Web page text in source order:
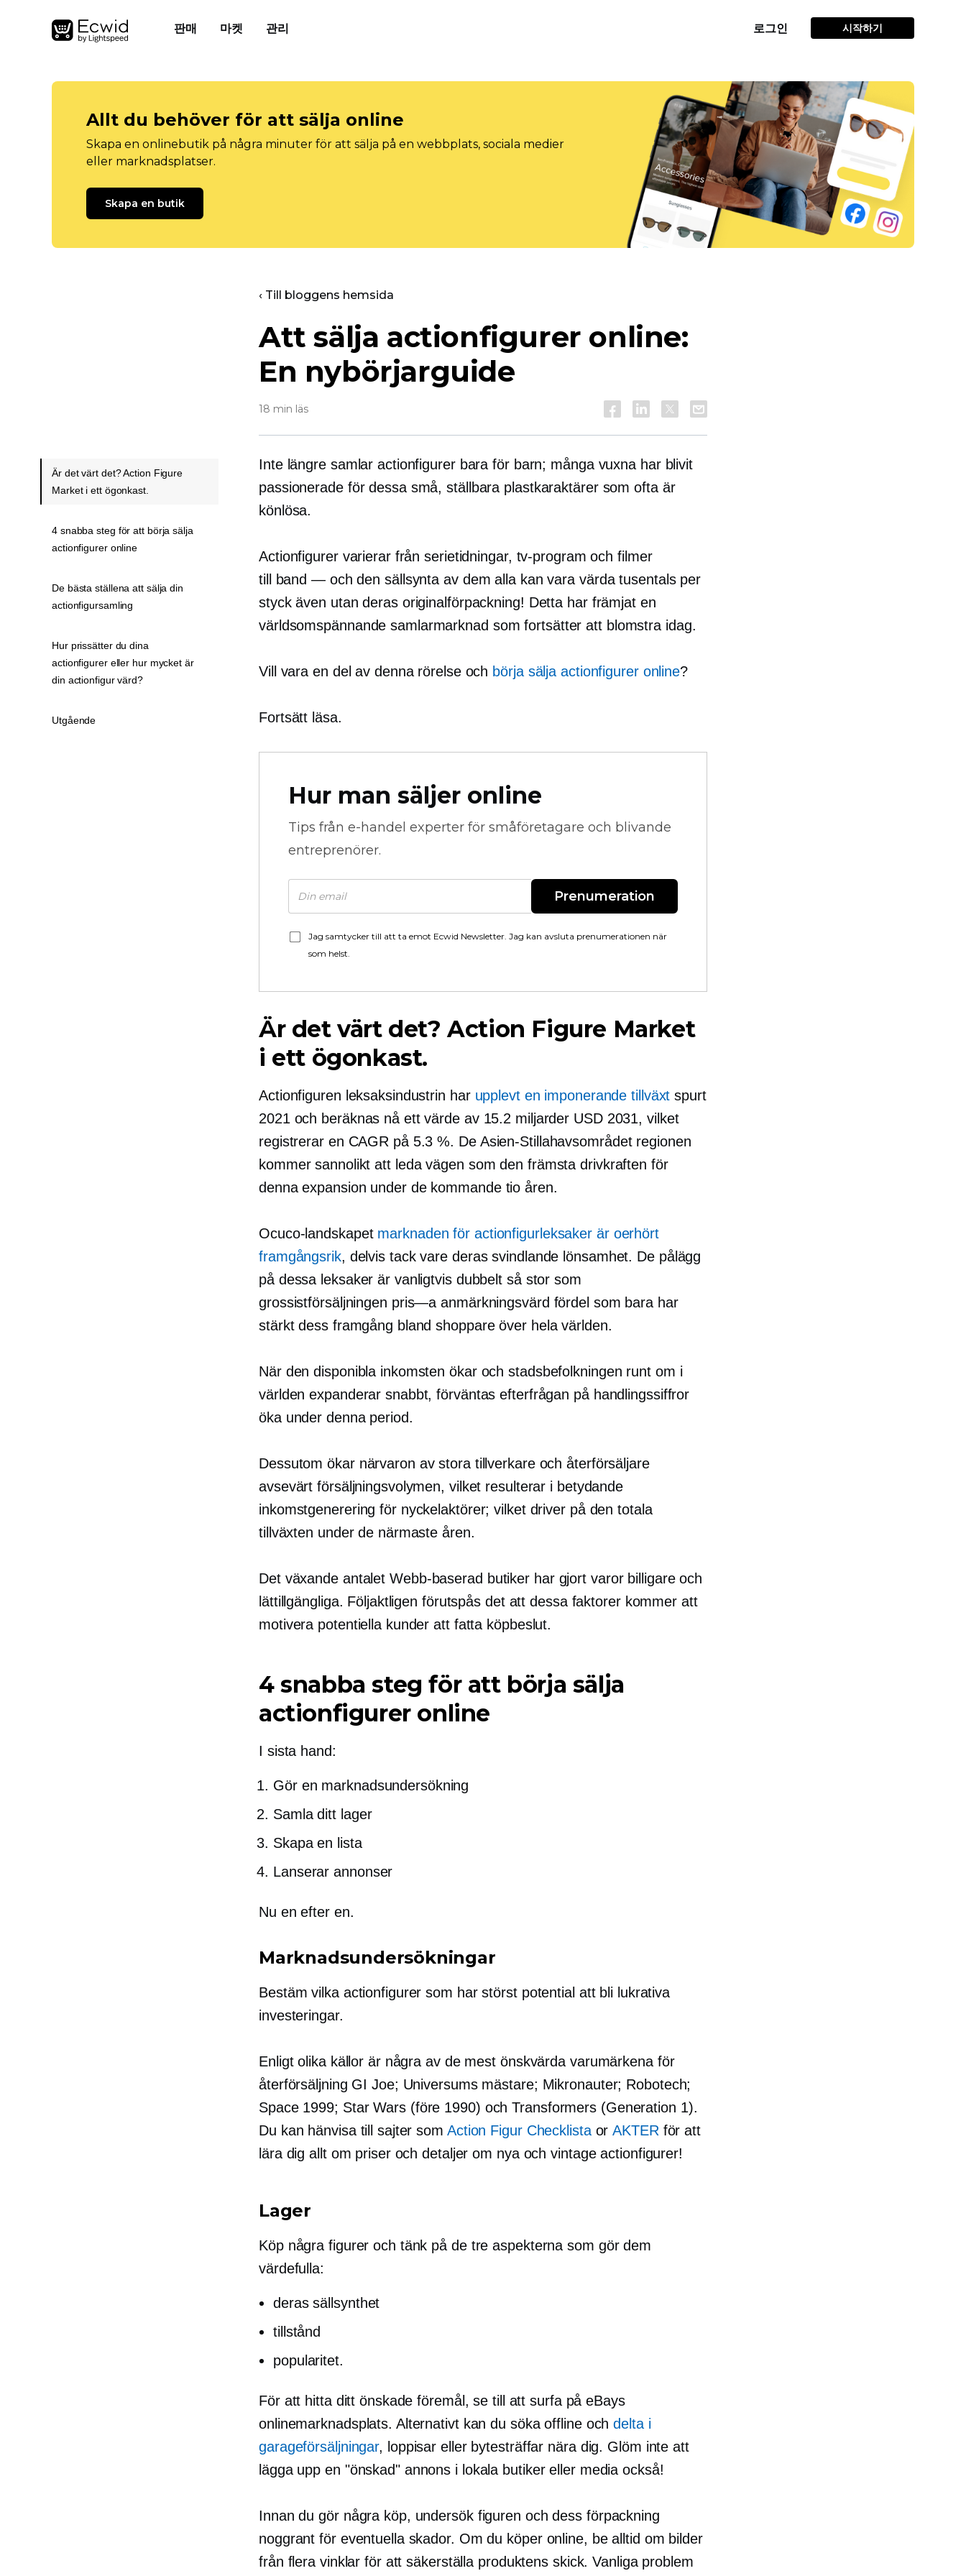
판매 마켓 관리 로그인 시작하기
Allt du behöver för att sälja online
Skapa en onlinebutik på några minuter för att sälja på en webbplats, sociala medier
eller marknadsplatser.
Skapa en butik
‹ Till bloggens hemsida
Att sälja actionfigurer online:
En nybörjarguide
18 min läs
Inte längre samlar actionfigurer bara för barn; många vuxna har blivit
passionerade för dessa små, ställbara plastkaraktärer som ofta är
könlösa.
Actionfigurer varierar från serietidningar, tv-program och filmer
till
band — och den sällsynta av dem alla kan vara värda tusentals per
styck även utan deras originalförpackning! Detta har främjat en
världsomspännande samlarmarknad som fortsätter att blomstra idag.
Vill vara en del av denna rörelse och börja sälja actionfigurer online?
Fortsätt läsa.
Hur man säljer online
Tips från e-handel experter för småföretagare och blivande
entreprenörer.
Prenumeration
Jag samtycker till att ta emot Ecwid Newsletter. Jag kan avsluta prenumerationen när
som helst.
Är det värt det? Action Figure Market
i ett ögonkast.
Actionfiguren leksaksindustrin har upplevt en imponerande tillväxt spurt
2021 och beräknas nå ett värde av 15.2 miljarder USD 2031, vilket
registrerar en CAGR på 5.3 %. De Asien-Stillahavsområdetregionen
kommer sannolikt att leda vägen som den främsta drivkraften för
denna expansion under de kommande tio åren.
Ocuco-landskapet marknaden för actionfigurleksaker är oerhört
framgångsrik, delvis tack vare deras svindlande lönsamhet. De pålägg
på dessa leksaker är vanligtvis dubbelt så stor som
grossistförsäljningen pris—a anmärkningsvärd fördel som bara har
stärkt dess framgång bland shoppare över hela världen.
När den disponibla inkomsten ökar och stadsbefolkningen runt om i
världen expanderar snabbt, förväntas efterfrågan på handlingssiffror
öka under denna period.
Dessutom ökar närvaron av stora tillverkare och återförsäljare
avsevärt försäljningsvolymen, vilket resulterar i betydande
inkomstgenerering för nyckelaktörer; vilket driver på den totala
tillväxten under de närmaste åren.
Det växande antalet Webb-baserad butiker har gjort varor billigare och
lättillgängliga. Följaktligen förutspås det att dessa faktorer kommer att
motivera potentiella kunder att fatta köpbeslut.
4 snabba steg för att börja sälja
actionfigurer online
I sista hand:
Gör en marknadsundersökning
Samla ditt lager
Skapa en lista
Lanserar annonser
Nu en efter en.
Marknadsundersökningar
Bestäm vilka actionfigurer som har störst potential att bli lukrativa
investeringar.
Enligt olika källor är några av de mest önskvärda varumärkena för
återförsäljning GI Joe; Universums mästare; Mikronauter; Robotech;
Space 1999; Star Wars (före 1990) och Transformers (Generation 1).
Du kan hänvisa till sajter som Action Figur ChecklistaorAKTER för att
lära dig allt om priser och detaljer om nya och vintage actionfigurer!
Lager
Köp några figurer och tänk på de tre aspekterna som gör dem
värdefulla:
deras sällsynthet
tillstånd
popularitet.
För att hitta ditt önskade föremål, se till att surfa på eBays
onlinemarknadsplats. Alternativt kan du söka offline ochdelta i
garageförsäljningar, loppisar eller bytesträffar nära dig. Glöm inte att
lägga upp en "önskad" annons i lokala butiker eller media också!
Innan du gör några köp, undersök figuren och dess förpackning
noggrant för eventuella skador. Om du köper online, be alltid om bilder
från flera vinklar för att säkerställa produktens skick. Vanliga problem
Är det värt det? Action Figure
Market i ett ögonkast.
4 snabba steg för att börja sälja
actionfigurer online
De bästa ställena att sälja din
actionfigursamling
Hur prissätter du dina
actionfigurer eller hur mycket är
din actionfigur värd?
Utgående